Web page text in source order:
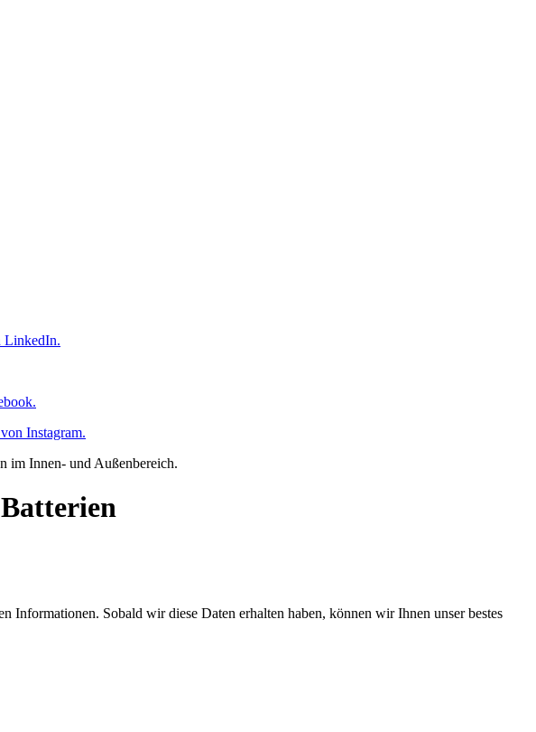
Informationen. Sobald wir diese Daten erhalten haben, können wir Ihnen unser bestes